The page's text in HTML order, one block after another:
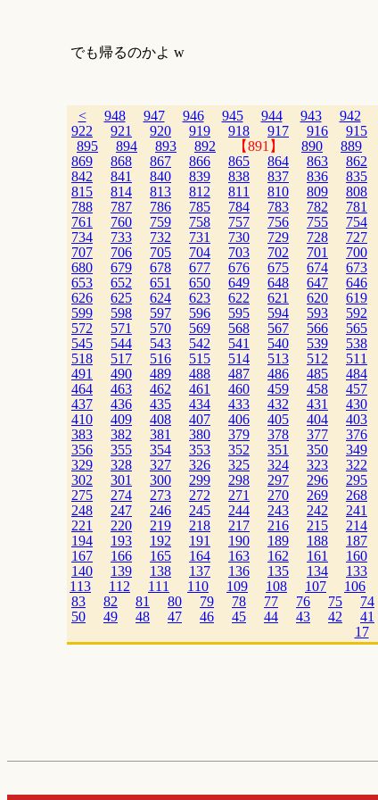
でも帰るのかよ w
< 948 947 946 945 944 943 942
922
921 920 919 918 917 916 915
895
894 893 892 【891】 890 889
869
868 867 866 865 864 863 862
842
841 840 839 838 837 836 835
815
814 813 812 811 810 809 808
788
787 786 785 784 783 782 781
761
760 759 758 757 756 755 754
734
733 732 731 730 729 728 727
707
706 705 704 703 702 701 700
680
679 678 677 676 675 674 673
653
652 651 650 649 648 647 646
626
625 624 623 622 621 620 619
599
598 597 596 595 594 593 592
572
571 570 569 568 567 566 565
545
544 543 542 541 540 539 538
518
517 516 515 514 513 512 511
491
490 489 488 487 486 485 484
464
463 462 461 460 459 458 457
437
436 435 434 433 432 431 430
410
409 408 407 406 405 404 403
383
382 381 380 379 378 377 376
356
355 354 353 352 351 350 349
329
328 327 326 325 324 323 322
302
301 300 299 298 297 296 295
275
274 273 272 271 270 269 268
248
247 246 245 244 243 242 241
221
220 219 218 217 216 215 214
194
193 192 191 190 189 188 187
167
166 165 164 163 162 161 160
140
139 138 137 136 135 134 133
113
112 111 110 109 108 107 106
83
82 81 80 79 78 77 76 75 74
50
49 48 47 46 45 44 43 42 41
17